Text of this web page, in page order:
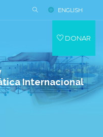
Internacional
ENGLISH
DONAR